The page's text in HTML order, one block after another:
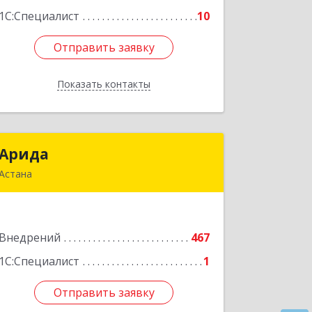
1С:Специалист
10
Отправить заявку
Показать контакты
Отправить заявку
Назад
Внедрений
467
1С:Специалист
1
Отправить заявку
Подробнее
Отправить заявку